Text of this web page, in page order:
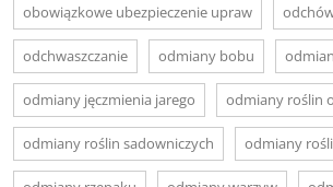
obowiązkowe ubezpieczenie upraw
odchwaszczanie odmiany bobu
odmiany jęczmienia jarego odmiany roślin
odmiany roślin sadowniczych odmiany